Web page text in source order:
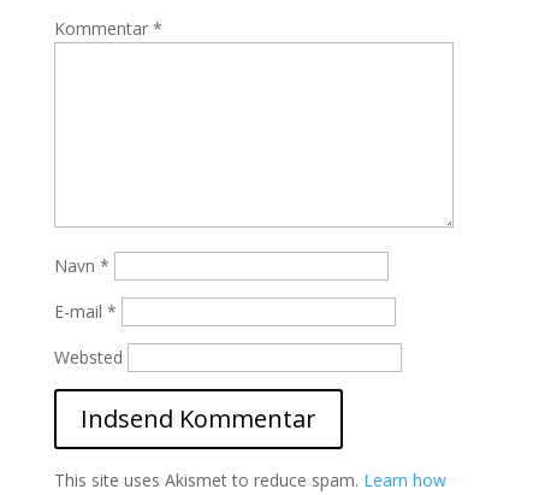
Kommentar *
Navn *
E-mail *
Websted
This site uses Akismet to reduce spam. Learn how